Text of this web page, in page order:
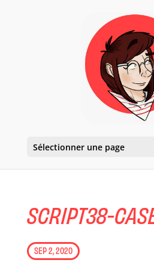
Sélectionner une page
SCRIPT38-
SEP 2, 2020